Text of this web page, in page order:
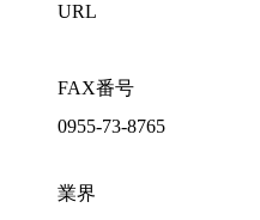
URL
FAX番号
0955-73-8765
業界